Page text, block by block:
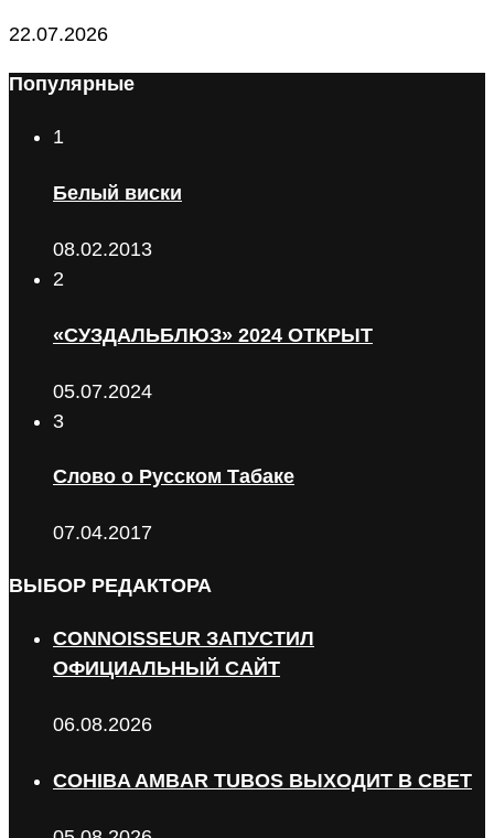
22.07.2026
Популярные
1
Белый виски
08.02.2013
2
«СУЗДАЛЬБЛЮЗ» 2024 ОТКРЫТ
05.07.2024
3
Слово о Русском Табаке
07.04.2017
ВЫБОР РЕДАКТОРА
CONNOISSEUR ЗАПУСТИЛ
ОФИЦИАЛЬНЫЙ САЙТ
06.08.2026
COHIBA AMBAR TUBOS ВЫХОДИТ В СВЕТ